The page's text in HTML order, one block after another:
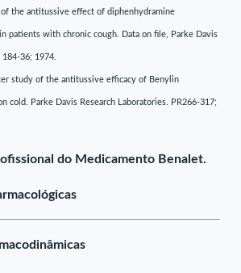
of the antitussive effect of diphenhydramine
patients with chronic cough. Data on file, Parke Davis
184-36; 1974.
study of the antitussive efficacy of Benylin
cold. Parke Davis Research Laboratories. PR266-317;
do Medicamento Benalet.